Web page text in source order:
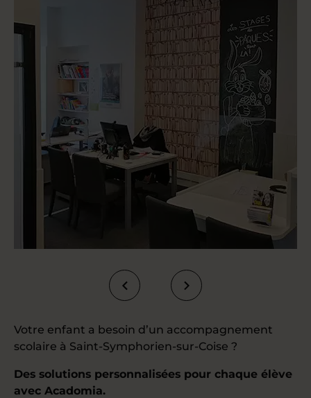
Votre enfant a besoin d’un accompagnement
scolaire à Saint-Symphorien-sur-Coise ?
Des solutions personnalisées pour chaque élève
avec Acadomia.